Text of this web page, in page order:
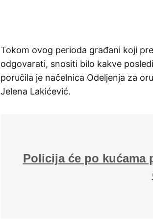
Tokom ovog perioda građani koji
odgovarati, snositi bilo kakve
poručila je načelnica Odeljenja za
Jelena Lakićević.
Policija će po kućama